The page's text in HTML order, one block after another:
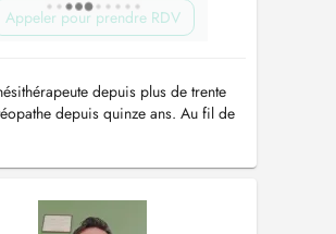
Appeler pour prendre RDV
depuis plus de trente
depuis quinze ans. Au fil de
j'ai développé une approche
qui relie le corps, les émotions, la
est de comprendre l'origine profonde
plu...